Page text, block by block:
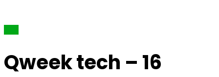
Qweek tech – 16